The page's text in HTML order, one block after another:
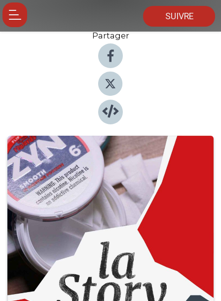
SUIVRE
Partager